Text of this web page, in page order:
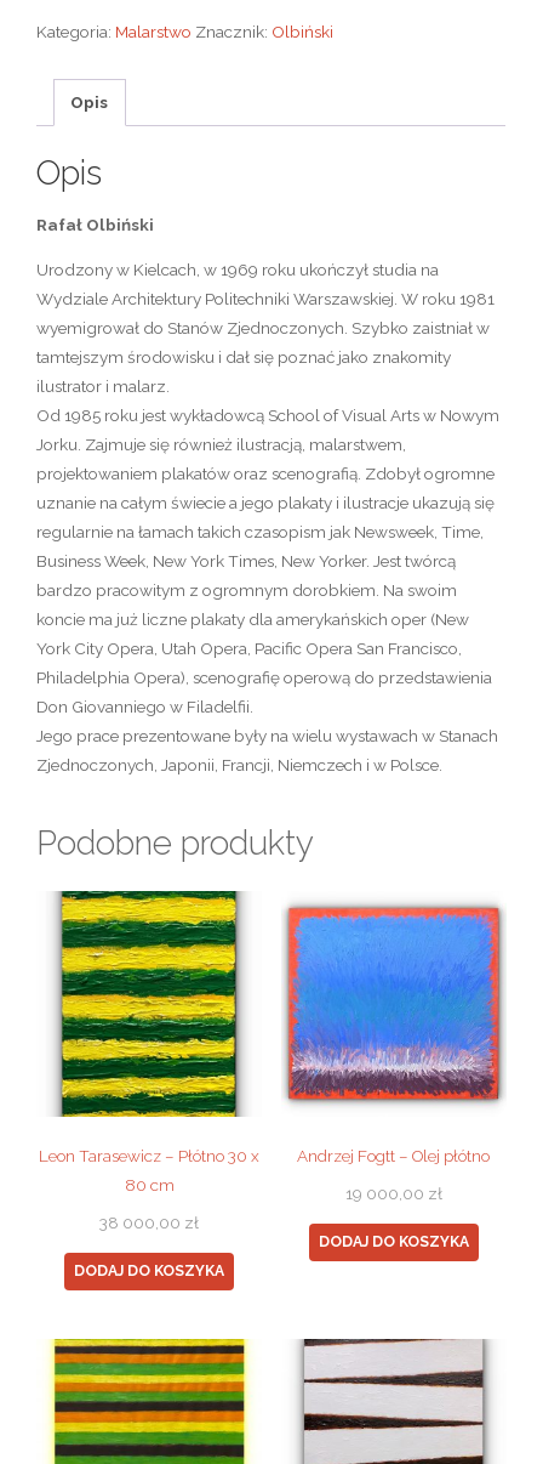
Kategoria: Malarstwo Znacznik: Olbiński
Opis
Opis
Rafał Olbiński
Urodzony w Kielcach, w 1969 roku ukończył studia na
Wydziale Architektury Politechniki Warszawskiej. W roku 1981
wyemigrował do Stanów Zjednoczonych. Szybko zaistniał w
tamtejszym środowisku i dał się poznać jako znakomity
ilustrator i malarz.
Od 1985 roku jest wykładowcą School of Visual Arts w Nowym
Jorku. Zajmuje się również ilustracją, malarstwem,
projektowaniem plakatów oraz scenografią. Zdobył ogromne
uznanie na całym świecie a jego plakaty i ilustracje ukazują się
regularnie na łamach takich czasopism jak Newsweek, Time,
Business Week, New York Times, New Yorker. Jest twórcą
bardzo pracowitym z ogromnym dorobkiem. Na swoim
koncie ma już liczne plakaty dla amerykańskich oper (New
York City Opera, Utah Opera, Pacific Opera San Francisco,
Philadelphia Opera), scenografię operową do przedstawienia
Don Giovanniego w Filadelfii.
Jego prace prezentowane były na wielu wystawach w Stanach
Zjednoczonych, Japonii, Francji, Niemczech i w Polsce.
Podobne produkty
Leon Tarasewicz – Płótno 30 x
80 cm
38 000,00 zł
DODAJ DO KOSZYKA
Andrzej Fogtt – Olej płótno
19 000,00 zł
DODAJ DO KOSZYKA